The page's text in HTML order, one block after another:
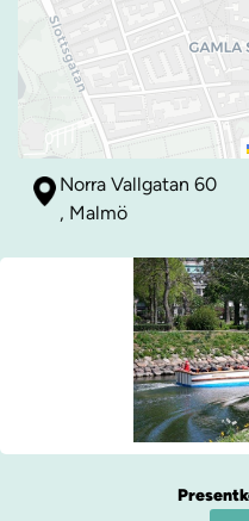
Norra Vallgatan 60
, Malmö